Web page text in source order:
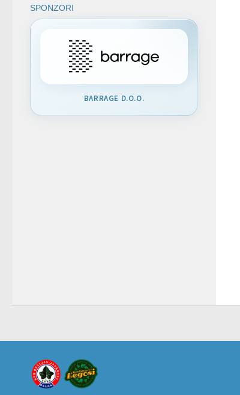
SPONZORI
BARRAGE D.O.O.